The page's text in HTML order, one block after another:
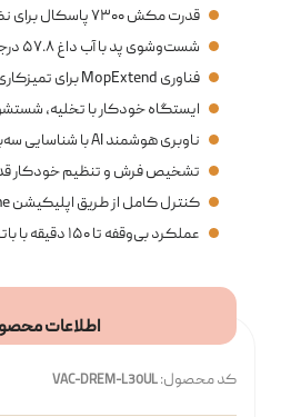
قدرت مکش ۷۳۰۰ پاسکال برای نظافت حرفه‌ای
شست‌وشوی پد با آب داغ ۵۷.۸ درجه برای ضدعفونی بهتر
فناوری MopExtend برای تمیزکاری دقیق گوشه‌ها
ایستگاه خودکار با تخلیه،
ناوبری هوشمند AI با شناسایی سه‌بعدی موانع
تشخیص فرش و تنظیم خودکار
کنترل کامل از طریق اپلیکیشن Dreamehome
عملکرد بی‌وقفه تا ۱۵۰ دقیقه با باتری قدرتمند
اطلاعات
کد محصول:VAC-DREM-L30UL